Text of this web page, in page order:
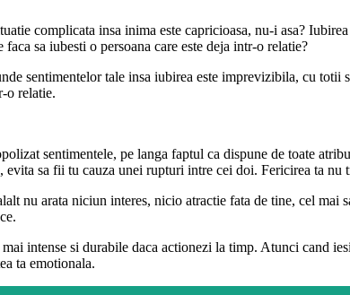
complicata insa inima este capricioasa, nu-i asa?
sa iubesti o persoana care este deja intr-o relatie?
sentimentelor tale insa iubirea este imprevizibila, cu
o relatie.
sentimentele, pe langa faptul ca dispune de toate
sa fii tu cauza unei rupturi intre cei doi. Fericirea ta nu
nu arata niciun interes, nicio atractie fata de tine, cel mai
intense si durabile daca actionezi la timp. Atunci cand
ta emotionala.